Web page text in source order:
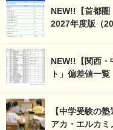
NEW!!【首都圏
2027年度版（
NEW!!【関西・
ト」偏差値一覧
【中学受験の
アカ・エルカ